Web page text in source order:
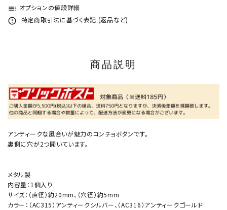
toc オプションの値段詳細
error_outline 特定商取引法に基づく表記 (返品など)
商品説明
アンティークな風合いが魅力のコンチョボタンです。
裏側に穴が2つ開いています。
メタル製
内容量：1個入り
サイズ：（直径）約20mm、（穴径）約5mm
カラー：（AC315）アンティークシルバー、（AC316）アンティークゴールド